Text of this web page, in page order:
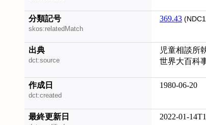
分類記号
skos:relatedMatch
369.43
出典
dct:source
児童相談所
世界大百科
作成日
dct:created
1980-06-20
最終更新日 2022-01-